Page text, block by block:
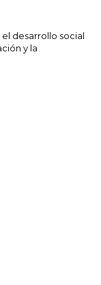
desarrollo social
y la